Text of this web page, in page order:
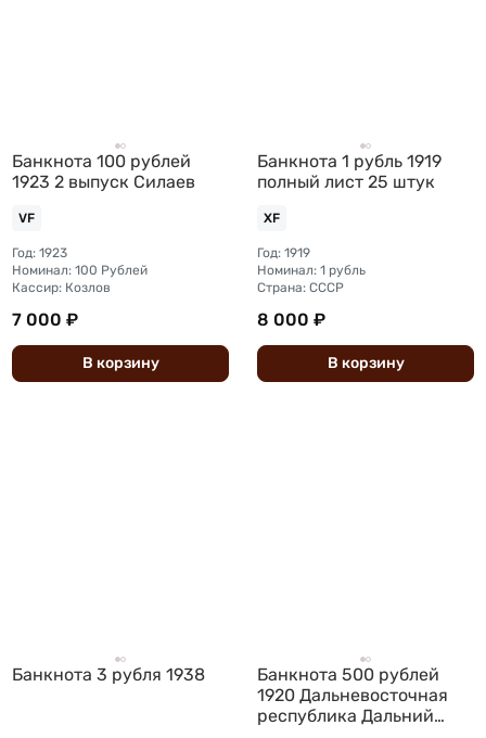
Банкнота 100 рублей
1923 2 выпуск Силаев
VF
Год: 1923
Номинал: 100 Рублей
Кассир: Козлов
7 000 ₽
В корзину
Банкнота 1 рубль 1919
полный лист 25 штук
XF
Год: 1919
Номинал: 1 рубль
Страна: СССР
8 000 ₽
В корзину
Банкнота 3 рубля 1938
Банкнота 500 рублей
1920 Дальневосточная
республика Дальний